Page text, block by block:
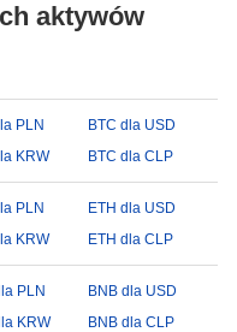
aktywów
PLN
BTC dla USD
KRW BTC dla CLP
PLN
ETH dla USD
KRW ETH dla CLP
PLN
BNB dla USD
KRW BNB dla CLP